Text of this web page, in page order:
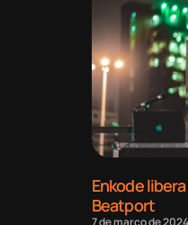
Enkode
Beatport